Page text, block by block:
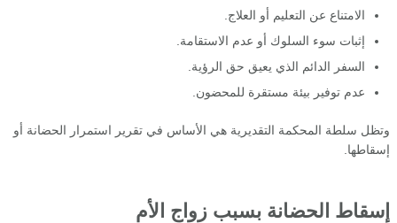
الامتناع عن التعليم أو العلاج.
إثبات سوء السلوك أو عدم الاستقامة.
السفر الدائم الذي يعيق حق الرؤية.
عدم توفير بيئة مستقرة للمحضون.
وتظل سلطة المحكمة التقديرية هي الأساس في تقرير استمرار الحضانة أو
إسقاطها.
إسقاط الحضانة بسبب زواج الأم